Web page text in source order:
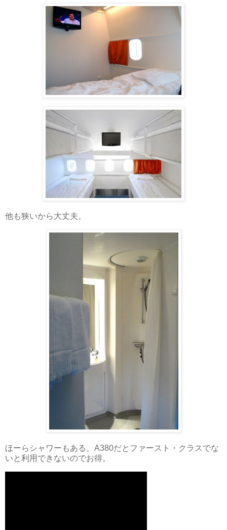
他も狭いから大丈夫。
ほーらシャワーもある。A380だとファースト・クラスでな
いと利用できないのでお得。